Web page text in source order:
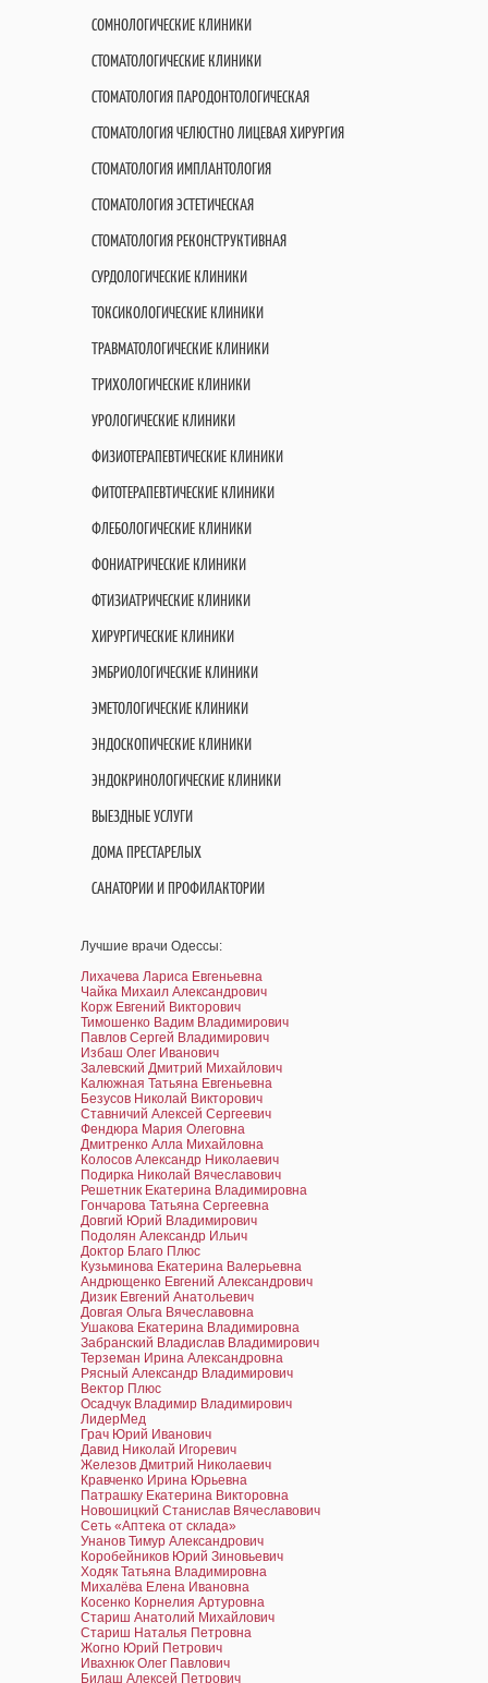
СОМНОЛОГИЧЕСКИЕ КЛИНИКИ
СТОМАТОЛОГИЧЕСКИЕ КЛИНИКИ
СТОМАТОЛОГИЯ ПАРОДОНТОЛОГИЧЕСКАЯ
СТОМАТОЛОГИЯ ЧЕЛЮСТНО ЛИЦЕВАЯ ХИРУРГИЯ
СТОМАТОЛОГИЯ ИМПЛАНТОЛОГИЯ
СТОМАТОЛОГИЯ ЭСТЕТИЧЕСКАЯ
СТОМАТОЛОГИЯ РЕКОНСТРУКТИВНАЯ
СУРДОЛОГИЧЕСКИЕ КЛИНИКИ
ТОКСИКОЛОГИЧЕСКИЕ КЛИНИКИ
ТРАВМАТОЛОГИЧЕСКИЕ КЛИНИКИ
ТРИХОЛОГИЧЕСКИЕ КЛИНИКИ
УРОЛОГИЧЕСКИЕ КЛИНИКИ
ФИЗИОТЕРАПЕВТИЧЕСКИЕ КЛИНИКИ
ФИТОТЕРАПЕВТИЧЕСКИЕ КЛИНИКИ
ФЛЕБОЛОГИЧЕСКИЕ КЛИНИКИ
ФОНИАТРИЧЕСКИЕ КЛИНИКИ
ФТИЗИАТРИЧЕСКИЕ КЛИНИКИ
ХИРУРГИЧЕСКИЕ КЛИНИКИ
ЭМБРИОЛОГИЧЕСКИЕ КЛИНИКИ
ЭМЕТОЛОГИЧЕСКИЕ КЛИНИКИ
ЭНДОСКОПИЧЕСКИЕ КЛИНИКИ
ЭНДОКРИНОЛОГИЧЕСКИЕ КЛИНИКИ
ВЫЕЗДНЫЕ УСЛУГИ
ДОМА ПРЕСТАРЕЛЫХ
САНАТОРИИ И ПРОФИЛАКТОРИИ
Лучшие врачи Одессы:
Лихачева Лариса Евгеньевна
Чайка Михаил Александрович
Корж Евгений Викторович
Тимошенко Вадим Владимирович
Павлов Сергей Владимирович
Избаш Олег Иванович
Залевский Дмитрий Михайлович
Калюжная Татьяна Евгеньевна
Безусов Николай Викторович
Ставничий Алексей Сергеевич
Фендюра Мария Олеговна
Дмитренко Алла Михайловна
Колосов Александр Николаевич
Подирка Николай Вячеславович
Решетник Екатерина Владимировна
Гончарова Татьяна Сергеевна
Довгий Юрий Владимирович
Подолян Александр Ильич
Доктор Благо Плюс
Кузьминова Екатерина Валерьевна
Андрющенко Евгений Александрович
Дизик Евгений Анатольевич
Довгая Ольга Вячеславовна
Ушакова Екатерина Владимировна
Забранский Владислав Владимирович
Терземан Ирина Александровна
Рясный Александр Владимирович
Вектор Плюс
Осадчук Владимир Владимирович
ЛидерМед
Грач Юрий Иванович
Давид Николай Игоревич
Железов Дмитрий Николаевич
Кравченко Ирина Юрьевна
Патрашку Екатерина Викторовна
Новошицкий Станислав Вячеславович
Сеть «Аптека от склада»
Унанов Тимур Александрович
Коробейников Юрий Зиновьевич
Ходяк Татьяна Владимировна
Михалёва Елена Ивановна
Косенко Корнелия Артуровна
Стариш Анатолий Михайлович
Стариш Наталья Петровна
Жогно Юрий Петрович
Ивахнюк Олег Павлович
Билаш Алексей Петрович